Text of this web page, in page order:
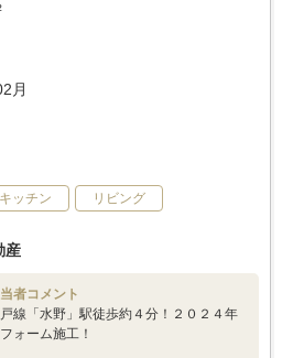
月
キッチン リビング
産
者コメント
線「水野」駅徒歩約４分！２０２４年
ォーム施工！